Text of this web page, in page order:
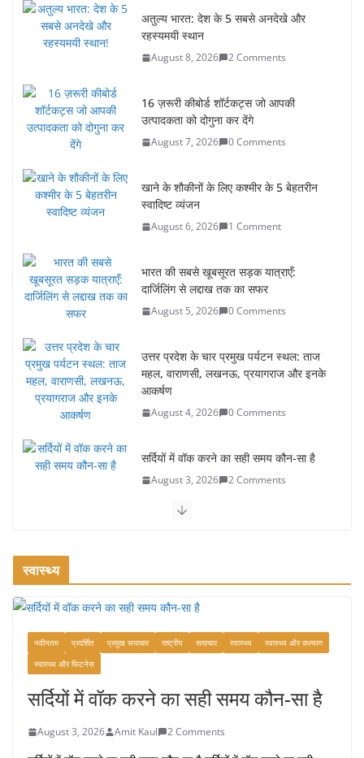
अतुल्य भारत: देश के 5 सबसे अनदेखे और
रहस्यमयी स्थान
August 8, 2026 2 Comments
16 ज़रूरी कीबोर्ड शॉर्टकट्स जो आपकी
उत्पादकता को दोगुना कर देंगे
August 7, 2026 0 Comments
खाने के शौकीनों के लिए कश्मीर के 5 बेहतरीन
स्वादिष्ट व्यंजन
August 6, 2026 1 Comment
भारत की सबसे खूबसूरत सड़क यात्राएँ:
दार्जिलिंग से लद्दाख तक का सफर
August 5, 2026 0 Comments
उत्तर प्रदेश के चार प्रमुख पर्यटन स्थल: ताज
महल, वाराणसी, लखनऊ, प्रयागराज और इनके
आकर्षण
August 4, 2026 0 Comments
सर्दियों में वॉक करने का सही समय कौन-सा है
August 3, 2026 2 Comments
August 2, 2026
भारत में दर्शनीय 10 सबसे प्रसिद्ध मंदिर:
प्रतीक
स्वास्थ्य
नवीनतम प्रदर्शित प्रमुख समाचार राष्ट्रीय समाचार स्वास्थ्य
स्वास्थ्य और कल्याण
स्वास्थ्य और फिटनेस
सर्दियों में वॉक करने का सही समय कौन-सा है
August 3, 2026 Amit Kaul 2 Comments